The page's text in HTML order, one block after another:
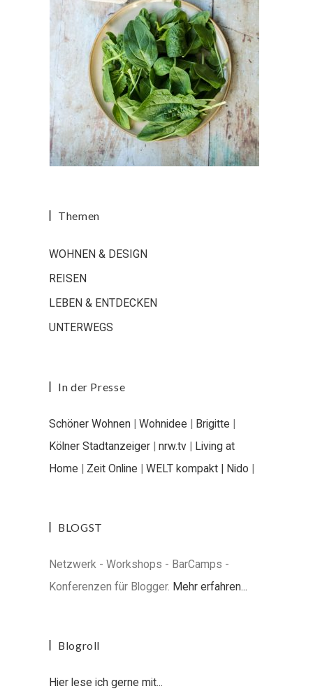
Themen
WOHNEN & DESIGN
REISEN
LEBEN & ENTDECKEN
UNTERWEGS
In der Presse
Schöner Wohnen | Wohnidee | Brigitte |
Kölner Stadtanzeiger | nrw.tv | Living at
Home | Zeit Online | WELT kompakt | Nido |
BLOGST
Netzwerk - Workshops - BarCamps -
Konferenzen für Blogger. Mehr erfahren...
Blogroll
Hier lese ich gerne mit...